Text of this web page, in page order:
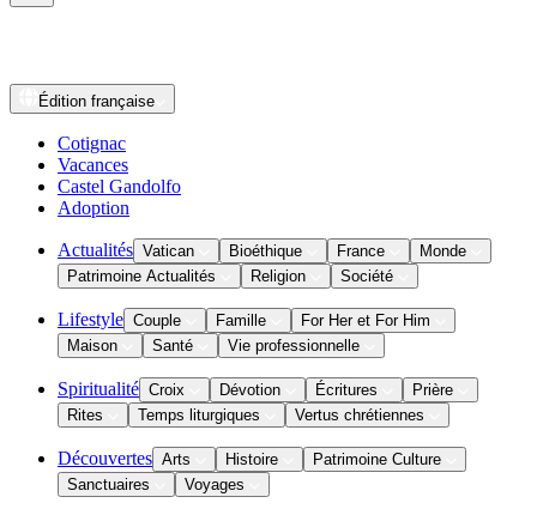
Édition française
Cotignac
Vacances
Castel Gandolfo
Adoption
Actualités Vatican Bioéthique France
Monde
Patrimoine Actualités
Religion Société
Lifestyle Couple Famille
For Her et For Him
Maison
Santé Vie professionnelle
Spiritualité Croix Dévotion Écritures
Prière
Rites
Temps liturgiques Vertus chrétiennes
Découvertes Arts Histoire
Patrimoine Culture
Sanctuaires
Voyages